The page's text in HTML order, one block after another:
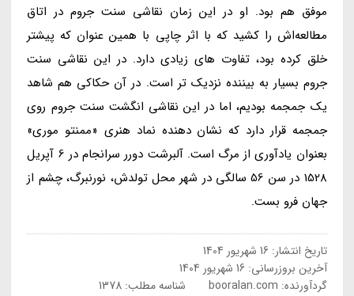
موفق هم بود. او در این زمان نقاشی سنت جروم در اتاق
مطالعه‌اش را کشید که با اثر چاپی با همین عنوان که پیشتر
خلق کرده بود، تفاوت های زیادی دارد. در این نقاشی سنت
جروم بسیار به بیننده نزدیک تر است. در آن حکاکی هم شاهد
یک جمجمه بودیم، اما در این نقاشی انگشت سنت جروم روی
جمجمه قرار دارد که نشان دهنده نماد هنری «ممنتو موری»
بعنوان یادآوری از مرگ است. آلبرشت دورر سرانجام در 6 آپریل
1528 در سن 56 سالگی در شهر محل تولدش، نورنبرگ، چشم از
جهان فرو بست.
تاریخ انتشار: 16 شهریور 1404
آخرین بروزرسانی: 16 شهریور 1404
گردآورنده: booralan.com شناسه مطلب: 1378